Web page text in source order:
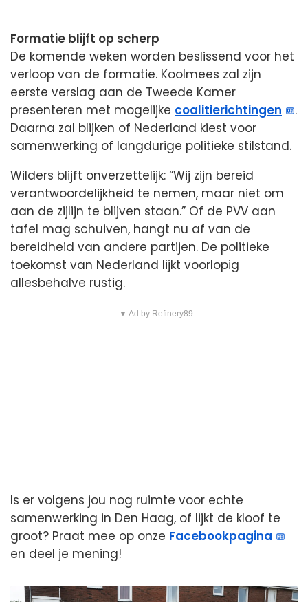
Formatie blijft op scherp
De komende weken worden beslissend voor het
verloop van de formatie. Koolmees zal zijn
eerste verslag aan de Tweede Kamer
presenteren met mogelijke coalitierichtingen
.
Daarna zal blijken of Nederland kiest voor
samenwerking of langdurige politieke stilstand.
Wilders blijft onverzettelijk: “Wij zijn bereid
verantwoordelijkheid te nemen, maar niet om
aan de zijlijn te blijven staan.” Of de PVV aan
tafel mag schuiven, hangt nu af van de
bereidheid van andere partijen. De politieke
toekomst van Nederland lijkt voorlopig
allesbehalve rustig.
▼ Ad by Refinery89
Is er volgens jou nog ruimte voor echte
samenwerking in Den Haag, of lijkt de kloof te
groot? Praat mee op onze Facebookpagina
en deel je mening!